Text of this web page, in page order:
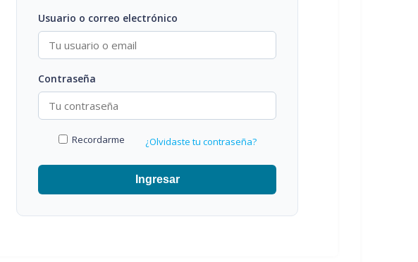
Usuario o correo electrónico
Contraseña
Recordarme ¿Olvidaste tu contraseña?
Ingresar